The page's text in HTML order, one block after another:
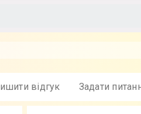
Лишити вiдгук Задати